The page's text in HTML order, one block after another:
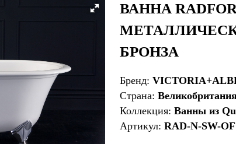
ВАННА
БРОНЗА
Бренд:
Страна:
Коллекция: Ванны из
Артикул: RAD-N-SW-